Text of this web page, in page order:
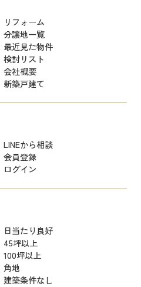
リフォーム
分譲地一覧
最近見た物件
検討リスト
会社概要
新築戸建て
LINEから相談
会員登録
ログイン
日当たり良好
45坪以上
100坪以上
角地
建築条件なし